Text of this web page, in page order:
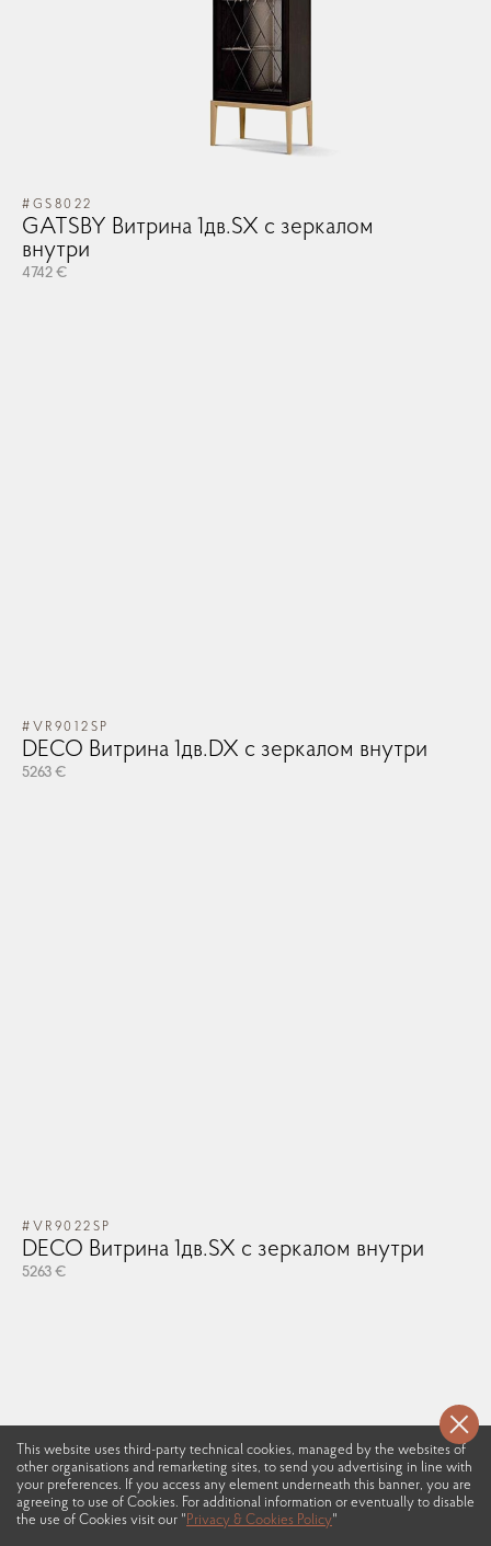
This website uses third-party technical cookies, managed by the websites of
other organisations and remarketing sites, to send you advertising in line with
your preferences. If you access any element underneath this banner, you are
agreeing to use of Cookies. For additional information or eventually to disable
the use of Cookies visit our " Privacy & Cookies Policy"
#GS8022
GATSBY Витрина 1дв.SX с зеркалом
внутри
4742 €
#VR9012SP
DECO Витрина 1дв.DX с зеркалом внутри
5263 €
#VR9022SP
DECO Витрина 1дв.SX с зеркалом внутри
5263 €